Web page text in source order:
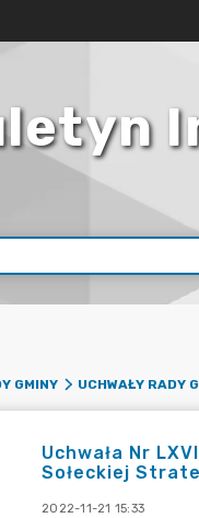
GMINY UCHWAŁY RADY
Uchwała Nr
Sołeckiej
2022-11-21 15:33